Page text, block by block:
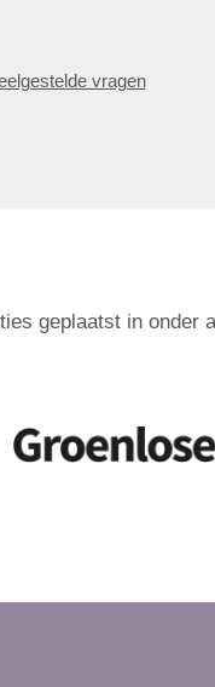
vragen
geplaatst in onder